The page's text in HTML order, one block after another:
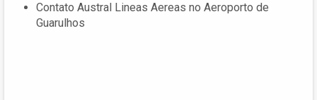
Contato Austral Lineas Aereas no Aeroporto de
Guarulhos